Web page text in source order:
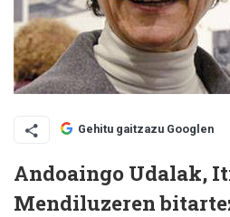
Gehitu gaitzazu Googlen
Andoaingo Udalak,
Mendiluzeren